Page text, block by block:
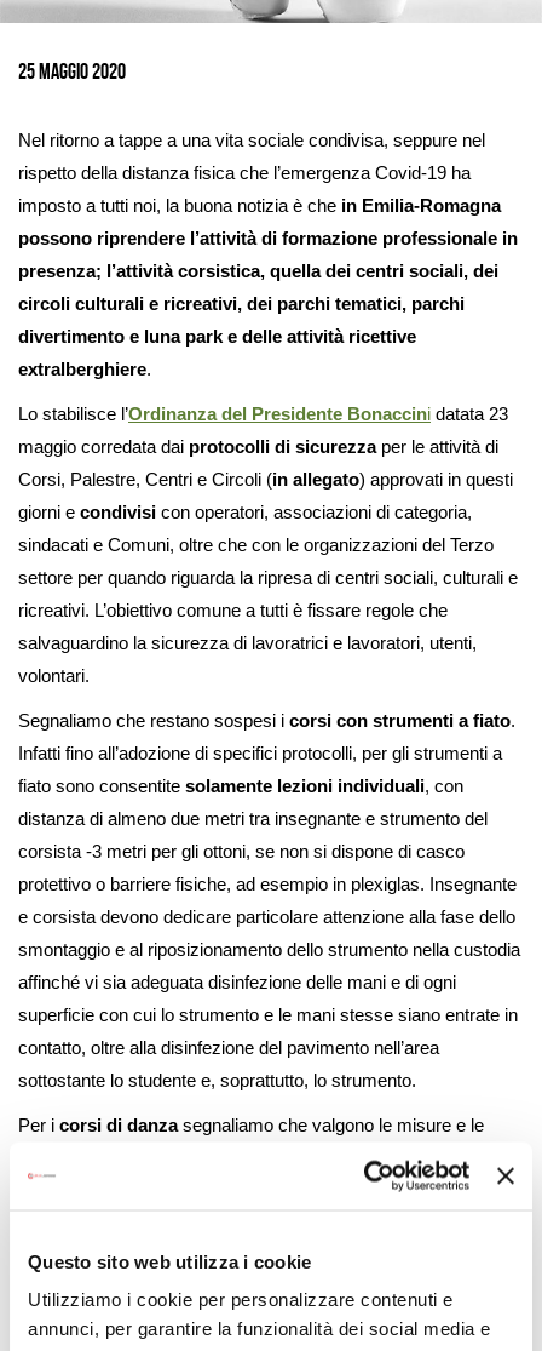
Questo sito web utilizza i cookie
Utilizziamo i cookie per personalizzare contenuti e
annunci, per garantire la funzionalità dei social media e
25 Maggio 2020
Nel ritorno a tappe a una vita sociale condivisa, seppure nel
rispetto della distanza fisica che l’emergenza Covid-19 ha
imposto a tutti noi, la buona notizia è che in Emilia-Romagna
possono riprendere l’attività di formazione professionale in
presenza; l’attività corsistica, quella dei centri sociali, dei
circoli culturali e ricreativi, dei parchi tematici, parchi
divertimento e luna park e delle attività ricettive
extralberghiere.
Lo stabilisce l’Ordinanza del Presidente Bonaccini datata 23
maggio corredata dai protocolli di sicurezzaper le attività di
Corsi, Palestre, Centri e Circoli (in allegato) approvati in questi
giorni e condivisi con operatori, associazioni di categoria,
sindacati e Comuni, oltre che con le organizzazioni del Terzo
settore per quando riguarda la ripresa di centri sociali, culturali e
ricreativi. L’obiettivo comune a tutti è fissare regole che
salvaguardino la sicurezza di lavoratrici e lavoratori, utenti,
volontari.
Segnaliamo che restano sospesi i corsi con strumenti a fiato.
Infatti fino all’adozione di specifici protocolli, per gli strumenti a
fiato sono consentite solamente lezioni individuali, con
distanza di almeno due metri tra insegnante e strumento del
corsista -3 metri per gli ottoni, se non si dispone di casco
protettivo o barriere fisiche, ad esempio in plexiglas. Insegnante
e corsista devono dedicare particolare attenzione alla fase dello
smontaggio e al riposizionamento dello strumento nella custodia
affinché vi sia adeguata disinfezione delle mani e di ogni
superficie con cui lo strumento e le mani stesse siano entrate in
contatto, oltre alla disinfezione del pavimento nell’area
sottostante lo studente e, soprattutto, lo strumento.
Per i corsi di danzasegnaliamo che valgono le misure e le
e le linee guida da rispettare per la ripresa delle attività di cinema
e spettacoli con pubblico dal vivo, attività dei centri termali e
centri benessere, discoteche, sagre e fiere.